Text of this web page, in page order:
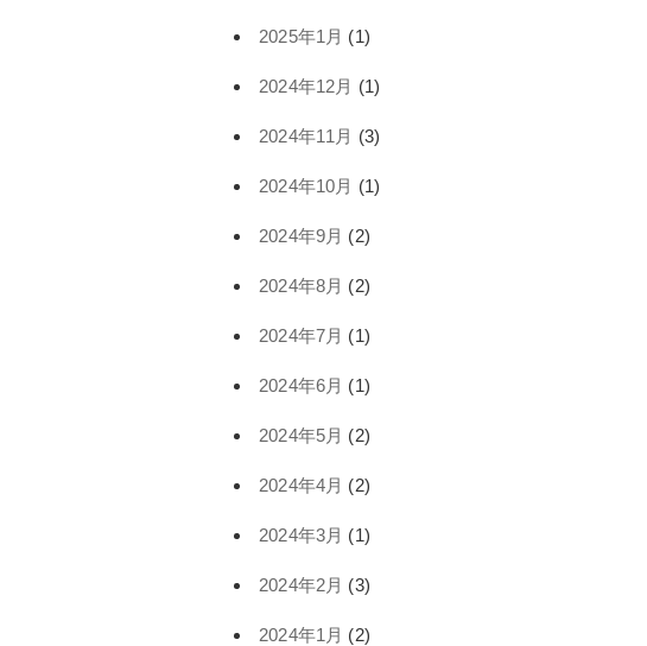
2025年1月 (1)
2024年12月 (1)
2024年11月 (3)
2024年10月 (1)
2024年9月 (2)
2024年8月 (2)
2024年7月 (1)
2024年6月 (1)
2024年5月 (2)
2024年4月 (2)
2024年3月 (1)
2024年2月 (3)
2024年1月 (2)